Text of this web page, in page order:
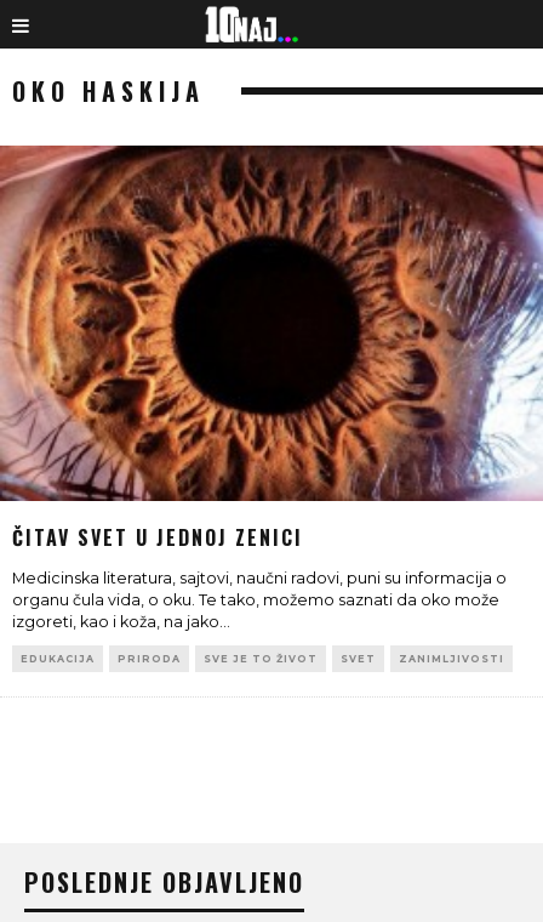
OKO HASKIJA
ČITAV SVET U JEDNOJ ZENICI
Medicinska literatura, sajtovi, naučni radovi, puni su informacija o
organu čula vida, o oku. Te tako, možemo saznati da oko može
izgoreti, kao i koža, na jako
EDUKACIJA PRIRODA SVE JE TO ŽIVOT SVET ZANIMLJIVOSTI
POSLEDNJE OBJAVLJENO